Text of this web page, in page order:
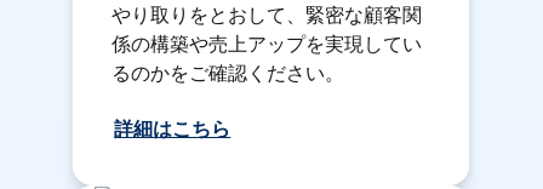
やり取りをとおして、緊密な顧客関
係の構築や売上アップを実現してい
るのかをご確認ください。
詳細はこちら